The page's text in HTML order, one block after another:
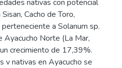
nativas con potencial
Cacho de Toro,
a Solanum sp.
Ayacucho Norte (La Mar,
crecimiento de 17,39%.
v nativas en Ayacucho se